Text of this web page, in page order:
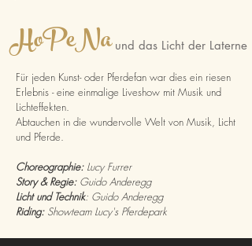
HoPeNa und das Licht der Laterne
Für jeden Kunst- oder Pferdefan war dies ein riesen
Erlebnis - eine einmalige Liveshow mit Musik und
Lichteffekten.
Abtauchen in die wundervolle Welt von Musik, Licht
und Pferde.
Choreographie: Lucy Furrer
Story & Regie: Guido Anderegg
Licht und Technik: Guido Anderegg
Riding:Showteam Lucy's Pferdepark